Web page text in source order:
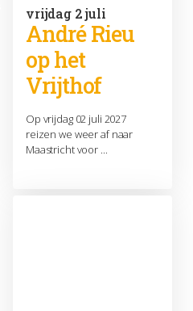
vrijdag 2 juli
André Rieu
op het
Vrijthof
Op vrijdag 02 juli 2027
reizen we weer af naar
Maastricht voor ...